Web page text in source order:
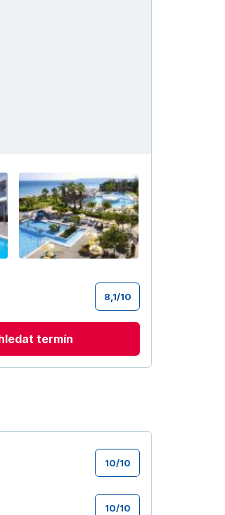
8,1/10
termín
10/10
10/10